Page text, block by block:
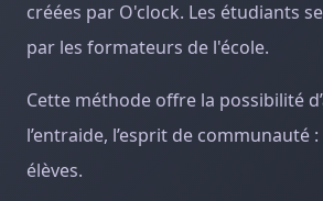
créées par O'clock. Les étudiants
par les formateurs de l'école.
Cette méthode offre la possibilité
l’entraide, l’esprit de
élèves.